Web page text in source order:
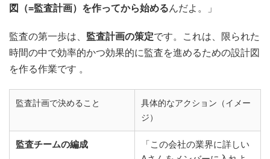
図（=監査計画）を作ってから始めるんだよ。」
監査の第一歩は、 監査計画の策定です。これは、限られた
時間の中で効率的かつ効果的に監査を進めるための設計図
を作る作業です 。
監査計画で決めること
具体的なアクション（イメー
ジ）
監査チームの編成
「この会社の業界に詳しい